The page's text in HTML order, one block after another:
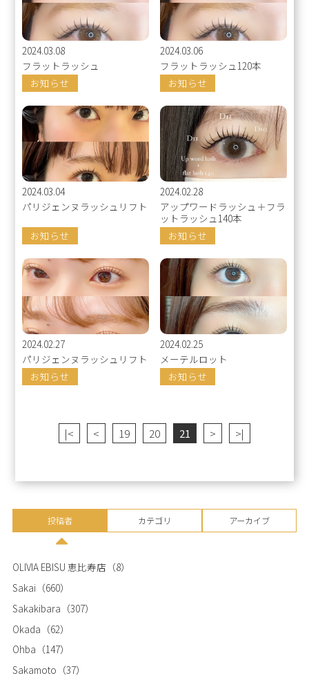
2024.03.08
フラットラッシュ
お知らせ
2024.03.06
フラットラッシュ120本
お知らせ
2024.03.04
パリジェンヌラッシュリフト
お知らせ
2024.02.28
アップワードラッシュ＋フラ
ットラッシュ140本
お知らせ
2024.02.27
パリジェンヌラッシュリフト
お知らせ
2024.02.25
メーテルロット
お知らせ
|< < 19 20 21 > >|
投稿者 カテゴリ アーカイブ
OLIVIA EBISU 恵比寿店 （8）
Sakai （660）
Sakakibara （307）
Okada （62）
Ohba （147）
Sakamoto （37）